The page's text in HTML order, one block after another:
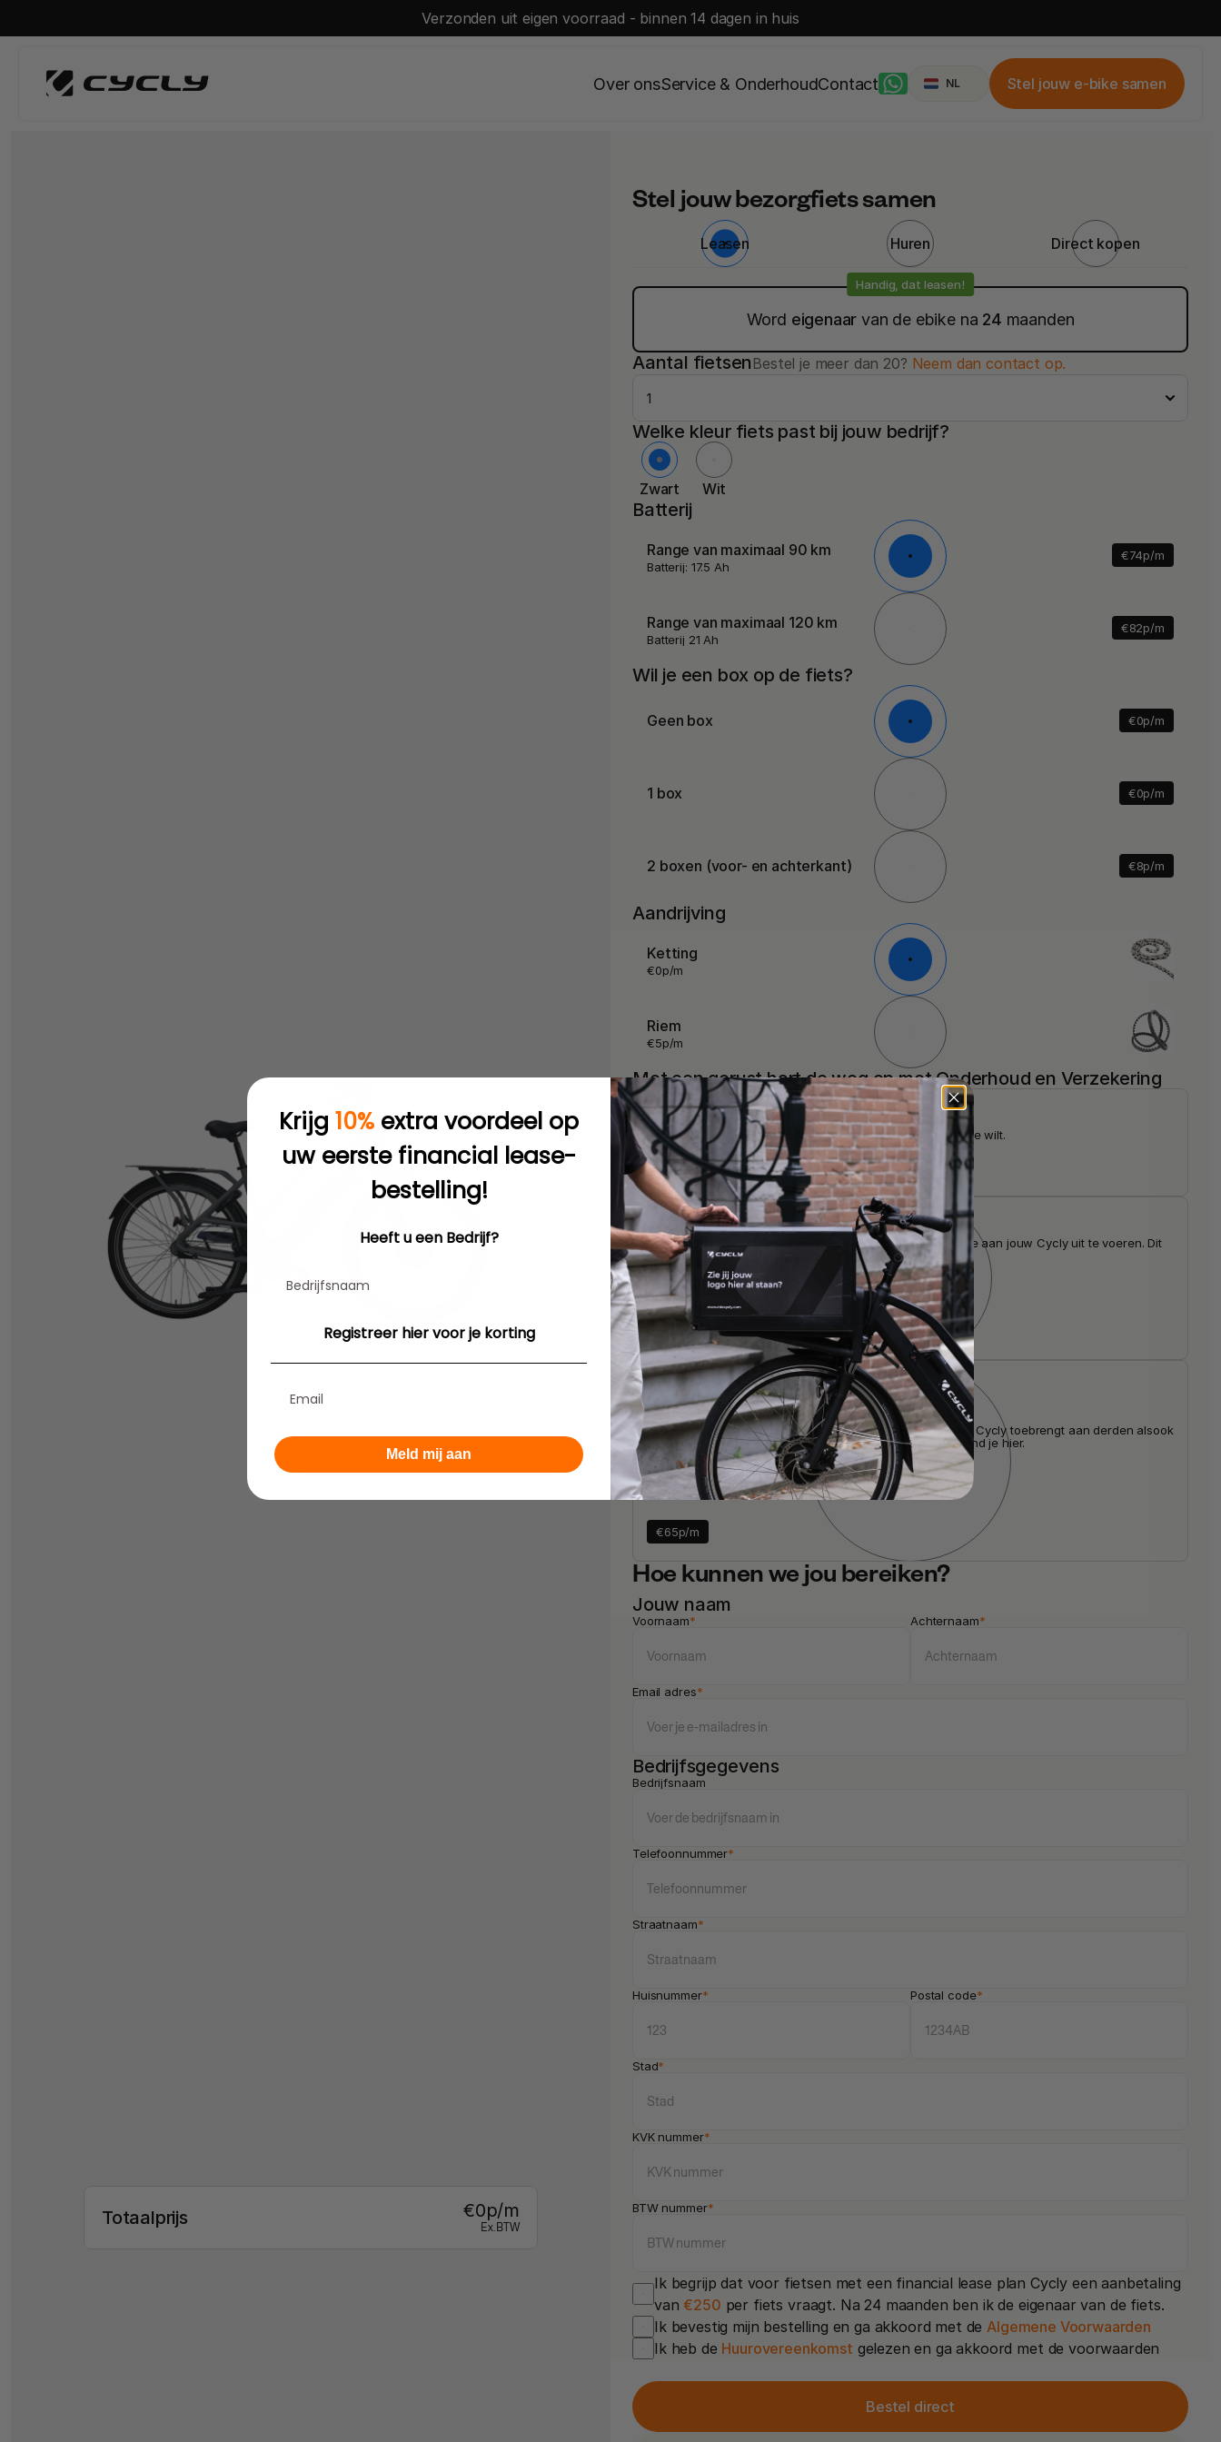
Totaalprijs €0p/m
Ex. BTW
Stel jouw bezorgfiets samen
Leasen Huren Direct kopen
Handig, dat leasen!
Word eigenaar van de ebike na 24 maanden
Aantal fietsen Bestel je meer dan 20? Neem dan contact op.
Welke kleur fiets past bij jouw bedrijf?
Zwart Wit
Batterij
Range van maximaal 90 km
Batterij: 17.5 Ah
€74p/m
€82p/m
Range van maximaal 120 km
Batterij 21 Ah
Wil je een box op de fiets?
€0p/m
Geen box
1 box €0p/m
2 boxen (voor- en achterkant) €8p/m
Aandrijving
Ketting
€0p/m
Riem
€5p/m
Met een gerust hart de weg op met Onderhoud en Verzekering
Ik heb dit niet nodig
Selecteer dit als je geen onderhouds- en verzekeringsoptie wilt.
44 p/m
Onderhoud
Onze monteur komt bij jou op locatie langs om de reparatie aan jouw Cycly uit te voeren. Dit
gaat om 4 onderhoudsbeurten per jaar.
Aanrader
Onderhoud + Verzekering
Je bent verzekerd voor schade die je werknemer met een Cycly toebrengt aan derden alsook
letschelschade van de werknemer zelf. Meer informatie vind je hier.
€65p/m
Hoe kunnen we jou bereiken?
Jouw naam
Voornaam* Achternaam*
Email adres*
Bedrijfsgegevens
Bedrijfsnaam
Telefoonnummer*
Straatnaam*
Huisnummer* Postal code*
Stad*
KVK nummer*
BTW nummer*
Ik begrijp dat voor fietsen met een financial lease plan Cycly een aanbetaling
van €250 per fiets vraagt. Na 24 maanden ben ik de eigenaar van de fiets.
Ik bevestig mijn bestelling en ga akkoord met de Algemene Voorwaarden
Ik heb de Huurovereenkomst gelezen en ga akkoord met de voorwaarden
Bestel direct
Verzonden uit eigen voorraad - binnen 14 dagen in huis
Over onsService & OnderhoudContact
Select Language
NL Stel jouw e-bike samen
Krijg 10% extra voordeel op
uw eerste financial lease-
bestelling!
Heeft u een Bedrijf?
Registreer hier voor je korting
Meld mij aan